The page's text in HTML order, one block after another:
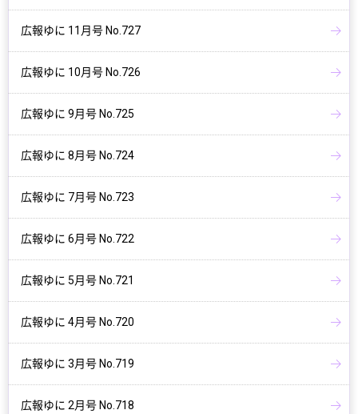
広報ゆに 11月号 No.727
広報ゆに 10月号 No.726
広報ゆに 9月号 No.725
広報ゆに 8月号 No.724
広報ゆに 7月号 No.723
広報ゆに 6月号 No.722
広報ゆに 5月号 No.721
広報ゆに 4月号 No.720
広報ゆに 3月号 No.719
広報ゆに 2月号 No.718